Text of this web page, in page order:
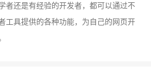
者还是有经验的开发者，都可以通过不
工具提供的各种功能，为自己的网页开